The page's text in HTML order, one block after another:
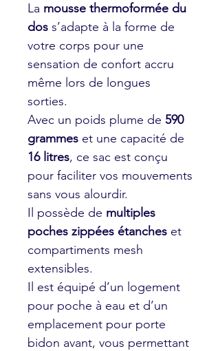
La mousse thermoformée du
dos s’adapte à la forme de
votre corps pour une
sensation de confort accru
même lors de longues
sorties.
Avec un poids plume de 590
grammes et une capacité de
16 litres, ce sac est conçu
pour faciliter vos mouvements
sans vous alourdir.
Il possède de multiples
poches zippées étanches et
compartiments mesh
extensibles.
Il est équipé d’un logement
pour poche à eau et d’un
emplacement pour porte
bidon avant, vous permettant